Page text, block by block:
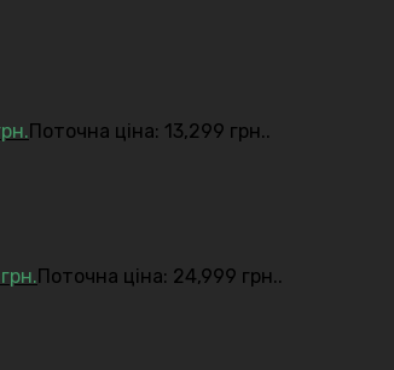
Поточна ціна: 13,299 грн..
грн. Поточна ціна: 24,999 грн..